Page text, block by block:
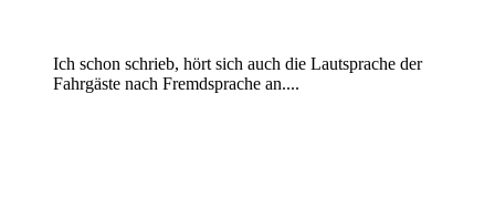
Ich schon schrieb, hört sich auch die Lautsprache der
Fahrgäste nach Fremdsprache an....